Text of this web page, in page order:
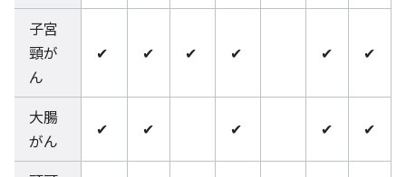
子宮
頸が
ん
✔ ✔ ✔ ✔ ✔ ✔
大腸
がん
✔ ✔ ✔ ✔ ✔